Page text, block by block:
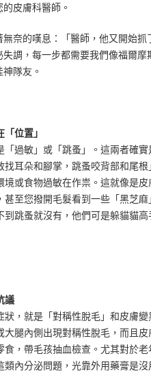
皮膚科醫師。
奈的嘆息：「醫師，他又開始
調，每一步都需要我們像福爾
隊友。
位置」
過敏」或「跳蚤」。這兩者確
耳朵和腳掌，跳蚤咬背部和尾
或食物過敏在作祟。這就像是皮
至您撥開毛髮看到一些「黑芝
跳蚤就沒有，他們可是躲貓貓
議
，就是「對稱性脫毛」和皮膚
腿內側出現對稱性脫毛，而且
，帶毛孩抽血檢查。尤其對於
類內分泌問題，光靠外用藥膏是